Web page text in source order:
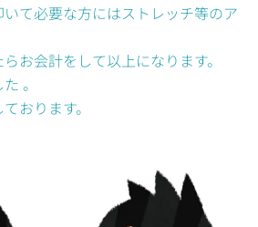
て必要な方にはストレッチ等のア
お会計をして以上になります。
。
おります。